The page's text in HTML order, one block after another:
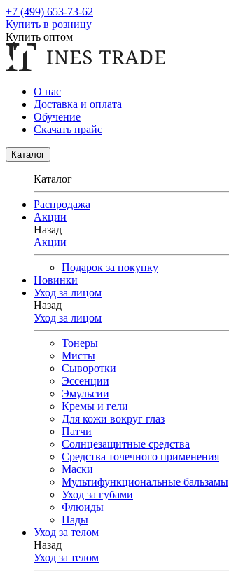
+7 (499) 653-73-62
Купить в розницу
Купить оптом
О нас
Доставка и оплата
Обучение
Скачать прайс
Каталог
Каталог
Распродажа
Акции
Назад
Акции
Подарок за покупку
Новинки
Уход за лицом
Назад
Уход за лицом
Тонеры
Мисты
Сыворотки
Эссенции
Эмульсии
Кремы и гели
Для кожи вокруг глаз
Патчи
Солнцезащитные средства
Средства точечного применения
Маски
Мультифункциональные бальзамы
Уход за губами
Флюиды
Пады
Уход за телом
Назад
Уход за телом